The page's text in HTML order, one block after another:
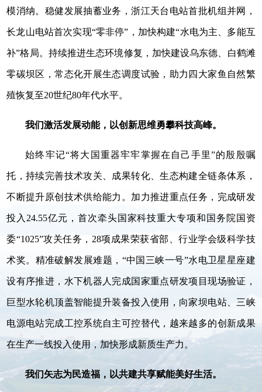
模消纳。稳健发展抽蓄业务，浙江天台电站首批机组并网，
长龙山电站首次实现“零非停”，加快构建“水电为主、多能互
补”格局。持续推进生态环境修复，加快建设乌东德、白鹤滩
零碳坝区，常态化开展生态调度试验，助力四大家鱼自然繁
殖恢复至20世纪80年代水平。
我们激活发展动能，以创新思维勇攀科技高峰。
始终牢记“将大国重器牢牢掌握在自己手里”的殷殷嘱
托，持续完善技术攻关、成果转化、生态构建全链条体系，
不断提升原创技术供给能力。加力推进重点任务，完成研发
投入24.55亿元，首次牵头国家科技重大专项和国务院国资
委“1025”攻关任务，28项成果荣获省部、行业学会级科学技
术奖。精准破解发展难题，“中国三峡一号”水电卫星星座建
设有序推进，水下机器人完成国家重点研发项目现场验证，
巨型水轮机顶盖智能提升装备投入使用，向家坝电站、三峡
电源电站完成工控系统自主可控替代，越来越多的创新成果
在生产一线投入使用，加快形成新质生产力。
我们矢志为民造福，以共建共享赋能美好生活。